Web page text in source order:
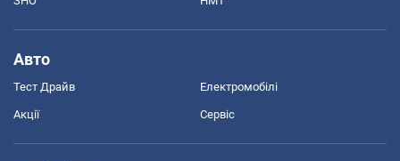
Авто
Тест Драйв Електромобілі
Акції Сервіс